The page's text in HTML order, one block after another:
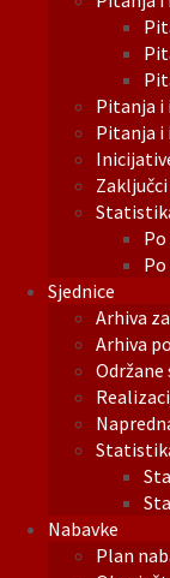
Pitanja i
Pitanja i
Po
Sjednice
Arhiva
Arhiva
Održane
Nabavke
Plan